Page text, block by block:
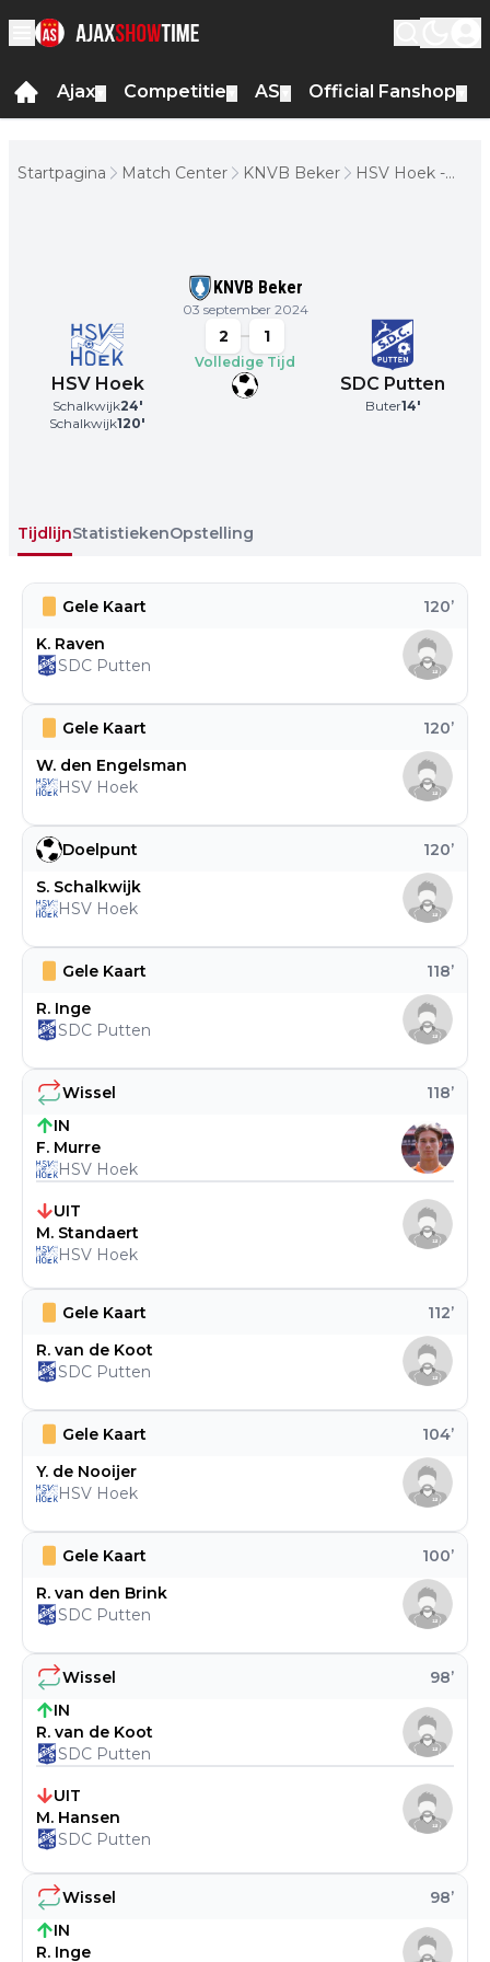
Ajax Competitie AS Official Fanshop
Startpagina Match Center KNVB Beker
HSV Hoek -
KNVB Beker
03 september 2024
HSV Hoek
Schalkwijk24'
Schalkwijk120'
2 1
Volledige Tijd
SDC Putten
Buter14'
TijdlijnStatistiekenOpstelling
Wissel 98’
IN
R. Inge
Wissel 98’
IN
R. van de Koot
SDC Putten
UIT
M. Hansen
SDC Putten
Gele Kaart 100’
R. van den Brink
SDC Putten
Gele Kaart 104’
Y. de Nooijer
HSV Hoek
Gele Kaart 112’
R. van de Koot
SDC Putten
Wissel 118’
IN
F. Murre
HSV Hoek
UIT
M. Standaert
HSV Hoek
Gele Kaart 118’
R. Inge
SDC Putten
Doelpunt 120’
S. Schalkwijk
HSV Hoek
Gele Kaart 120’
W. den Engelsman
HSV Hoek
Gele Kaart 120’
K. Raven
SDC Putten